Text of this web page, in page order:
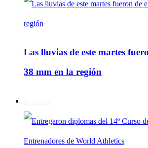
Las lluvias de este martes
38 mm en la región